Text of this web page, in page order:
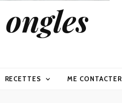
RECETTES ME CONTACTER